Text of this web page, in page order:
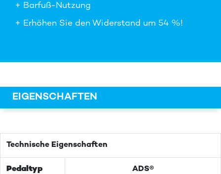
+ Barfuß-Nutzung
+ Erhöhen Sie den Widerstand um 54 %!
EIGENSCHAFTEN
Technische Eigenschaften
Pedaltyp ADS®